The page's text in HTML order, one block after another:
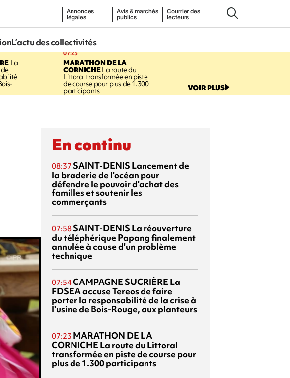
Annonces
légales
Avis & marchés
publics
Courrier des
lecteurs
L’actu des collectivités
La
de
07:23
MARATHON DE LA
CORNICHELa route du
Littoral transformée en piste
de course pour plus de 1.300
participants VOIR PLUS
En continu
08:37 SAINT-DENIS Lancement de
la braderie de l'océan pour
défendre le pouvoir d'achat des
familles et soutenir les
commerçants
07:58 SAINT-DENIS La réouverture
du téléphérique Papang finalement
annulée à cause d'un problème
technique
07:54CAMPAGNE SUCRIÈRE La
FDSEA accuse Tereos de faire
porter la responsabilité de la crise à
l'usine de Bois-Rouge, aux planteurs
07:23 MARATHON DE LA
CORNICHE La route du Littoral
transformée en piste de course pour
plus de 1.300 participants